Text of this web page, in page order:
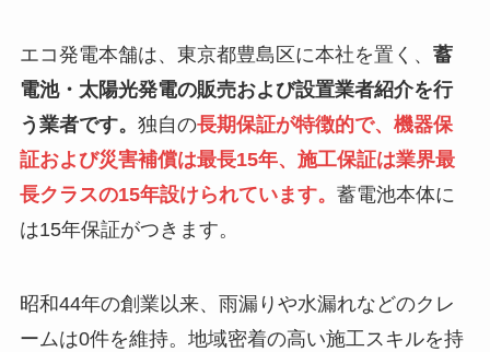
エコ発電本舗は、東京都豊島区に本社を置く、 蓄
電池・太陽光発電の販売および設置業者紹介を行
う業者です。 独自の長期保証が特徴的で、機器保
証および災害補償は最長15年、施工保証は業界最
長クラスの15年設けられています。 蓄電池本体に
は15年保証がつきます。
昭和44年の創業以来、雨漏りや水漏れなどのクレ
ームは0件を維持。地域密着の高い施工スキルを持